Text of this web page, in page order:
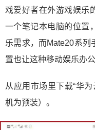
戏爱好者在外游戏娱乐
一个笔记本电脑的位置
乐需求，而Mate20系
置也让这种移动娱乐办
从应用市场里下载“华
机为预装）。